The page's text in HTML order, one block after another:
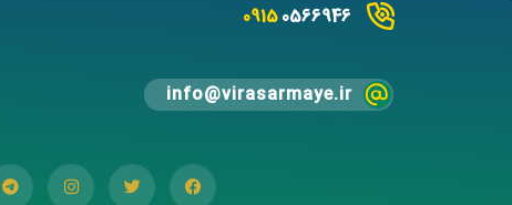
09150566946
info@virasarmaye.ir